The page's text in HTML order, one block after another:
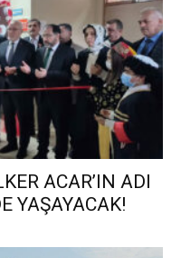
ACAR’IN ADI
YAŞAYACAK!